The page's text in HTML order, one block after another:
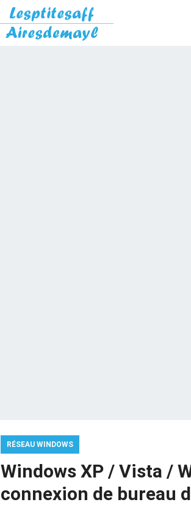
RÉSEAU WINDOWS
Windows XP / Vista /
connexion de bureau